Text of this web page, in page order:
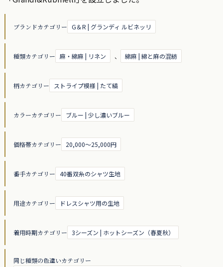
ブランドカテゴリー G＆R | グランディ ルビネッリ
種類カテゴリー 麻・綿麻 | リネン 、 綿麻 | 綿と麻の混紡
柄カテゴリー ストライプ模様 | たて縞
カラーカテゴリー ブルー | 少し濃いブルー
価格帯カテゴリー 20,000～25,000円
番手カテゴリー 40番双糸のシャツ生地
用途カテゴリー ドレスシャツ用の生地
着用時期カテゴリー 3シーズン | ホットシーズン（春夏秋）
同じ種類の色違いカテゴリー